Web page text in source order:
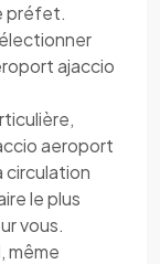
préfet.
ajaccio
aeroport
circulation
le plus
vous.
même